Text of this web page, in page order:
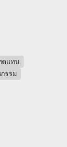
ดแทน
รรม